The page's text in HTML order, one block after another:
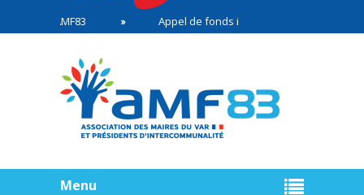
Appel de fonds incendies de forêt
en première ligne
Menu